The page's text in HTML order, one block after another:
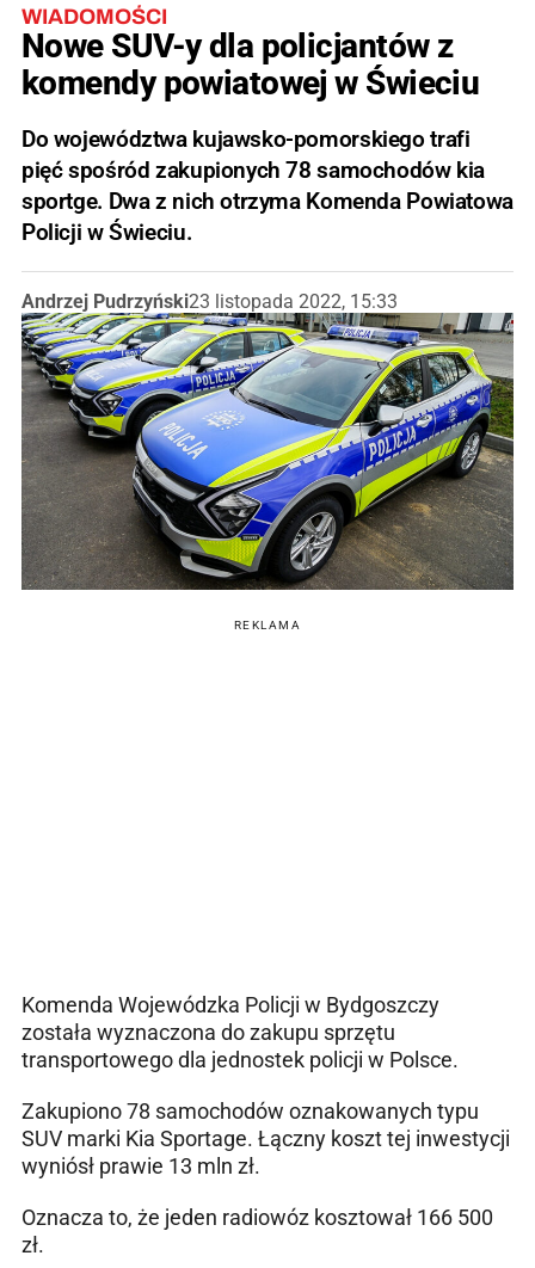
WIADOMOŚCI
Nowe SUV-y dla policjantów z
komendy powiatowej w Świeciu
Do województwa kujawsko-pomorskiego trafi
pięć spośród zakupionych 78 samochodów kia
sportge. Dwa z nich otrzyma Komenda Powiatowa
Policji w Świeciu.
Andrzej Pudrzyński23 listopada 2022, 15:33
REKLAMA
Komenda Wojewódzka Policji w Bydgoszczy
została wyznaczona do zakupu sprzętu
transportowego dla jednostek policji w Polsce.
Zakupiono 78 samochodów oznakowanych typu
SUV marki Kia Sportage. Łączny koszt tej inwestycji
wyniósł prawie 13 mln zł.
Oznacza to, że jeden radiowóz kosztował 166 500
zł.